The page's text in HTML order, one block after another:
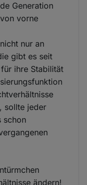
Generation
vorne
nur an
gibt es seit
ihre Stabilität
sollte jeder
schon
ändern!